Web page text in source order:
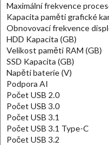
Maximální frekvence
Kapacita paměti grafické
Obnovovací frekvence
HDD Kapacita (GB)
Velikost paměti RAM (GB)
SSD Kapacita (GB)
Napětí baterie (V)
Podpora AI
Počet USB 2.0
Počet USB 3.0
Počet USB 3.1
Počet USB 3.1 Type-C
Počet USB 3.2